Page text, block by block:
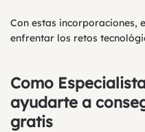
Con estas incorporaciones,
enfrentar los retos
Como
ayudarte a
gratis